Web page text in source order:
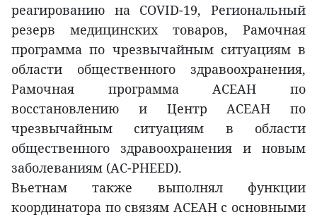
реагированию на COVID-19, Региональный
резерв медицинских товаров, Рамочная
программа по чрезвычайным ситуациям в
области общественного здравоохранения,
Рамочная программа АСЕАН по
восстановлению и Центр АСЕАН по
чрезвычайным ситуациям в области
общественного здравоохранения и новым
заболеваниям (AC-PHEED).
Вьетнам также выполнял функции
координатора по связям АСЕАН с основными